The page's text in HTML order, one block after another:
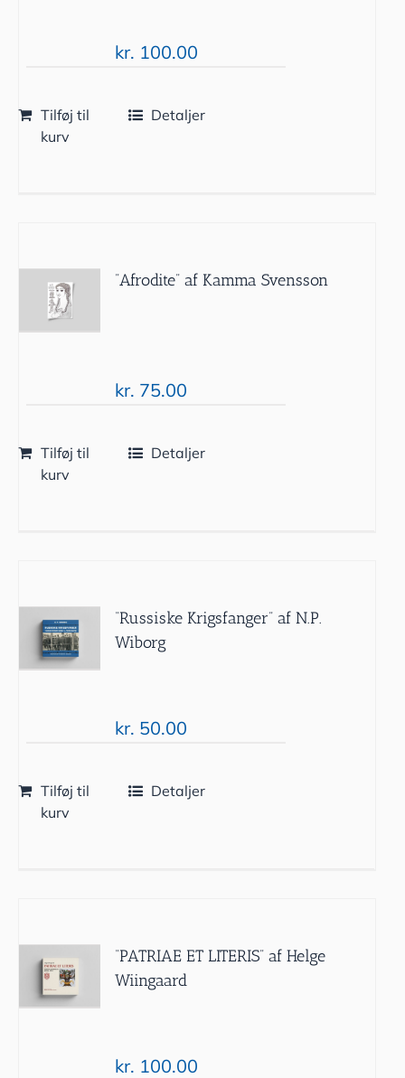
kr. 100.00
Tilføj til
kurv
Detaljer
”Afrodite” af Kamma Svensson
kr. 75.00
Tilføj til
kurv
Detaljer
“Russiske Krigsfanger” af N.P.
Wiborg
kr. 50.00
Tilføj til
kurv
Detaljer
“PATRIAE ET LITERIS” af Helge
Wiingaard
kr. 100.00